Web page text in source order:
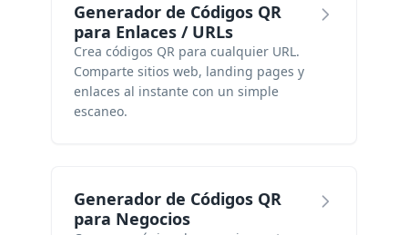
Generador de Códigos QR
para Enlaces / URLs
Crea códigos QR para cualquier URL.
Comparte sitios web, landing pages y
enlaces al instante con un simple
escaneo.
Generador de Códigos QR
para Negocios